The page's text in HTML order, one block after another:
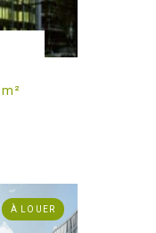
m²
À LOUER